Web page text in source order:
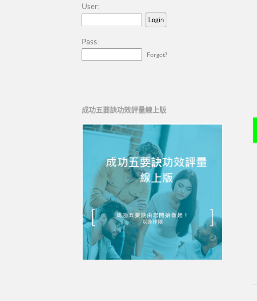
User:
Pass:
Forgot?
成功五要訣功效評量線上版